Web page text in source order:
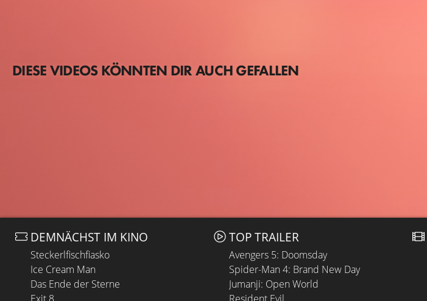
DIESE VIDEOS KÖNNTEN DIR AUCH GEFALLEN
DEMNÄCHST IM KINO
Steckerlfischfiasko
Ice Cream Man
Das Ende der Sterne
TOP TRAILER
Avengers 5: Doomsday
Spider-Man 4: Brand New Day
Jumanji: Open World